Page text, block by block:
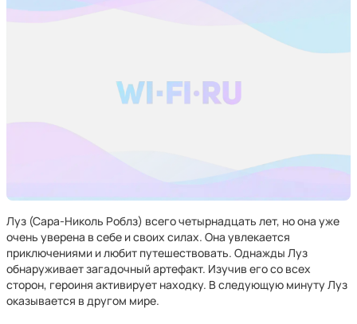
Луз (Сара-Николь Роблз) всего четырнадцать лет, но она уже
очень уверена в себе и своих силах. Она увлекается
приключениями и любит путешествовать. Однажды Луз
обнаруживает загадочный артефакт. Изучив его со всех
сторон, героиня активирует находку. В следующую минуту Луз
оказывается в другом мире.